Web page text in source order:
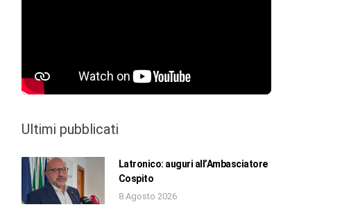
Ultimi pubblicati
Latronico: auguri all’Ambasciatore
Cospito
8 Agosto 2026